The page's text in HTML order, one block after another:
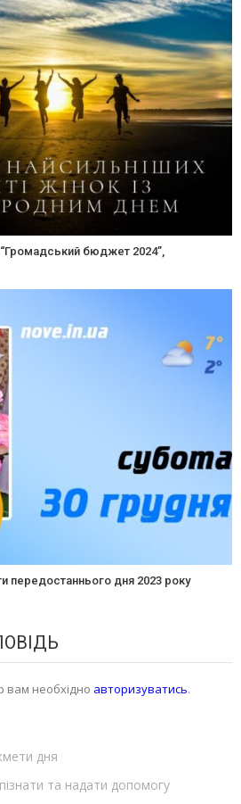
бюджет 2024”,
передостаннього дня 2023 року
вам необхідно авторизуватись.
дня
та надати допомогу